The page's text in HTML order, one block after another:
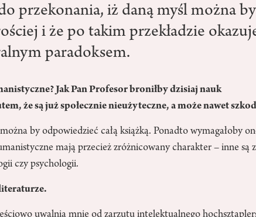
przekonania, iż daną myśl można
i że po takim przekładzie
paradoksem.
Jak Pan Profesor broniłby dzisiaj nauk
że są już społecznie nieużyteczne, a może nawet
by odpowiedzieć całą książką. Ponadto wymagałoby
mają przecież zróżnicowany charakter – inne są
czy psychologii.